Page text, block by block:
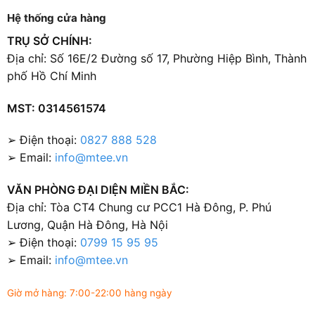
Hệ thống cửa hàng
TRỤ SỞ CHÍNH:
Địa chỉ: Số 16E/2 Đường số 17, Phường Hiệp Bình, Thành
phố Hồ Chí Minh
MST: 0314561574
➢ Điện thoại: 0827 888 528
➢ Email: info@mtee.vn
VĂN PHÒNG ĐẠI DIỆN MIỀN BẮC:
Địa chỉ: Tòa CT4 Chung cư PCC1 Hà Đông, P. Phú
Lương, Quận Hà Đông, Hà Nội
➢ Điện thoại: 0799 15 95 95
➢ Email: info@mtee.vn
Giờ mở hàng: 7:00-22:00 hàng ngày